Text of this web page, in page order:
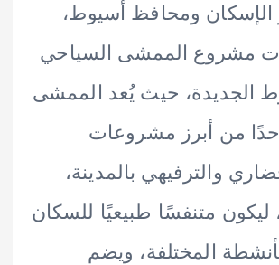
ومحافظ أسيوط،
الممشى السياحي
حيث يُعد الممشى
أبرز مشروعات
بالمدينة،
متنفسًا طبيعيًا للسكان
ويضم